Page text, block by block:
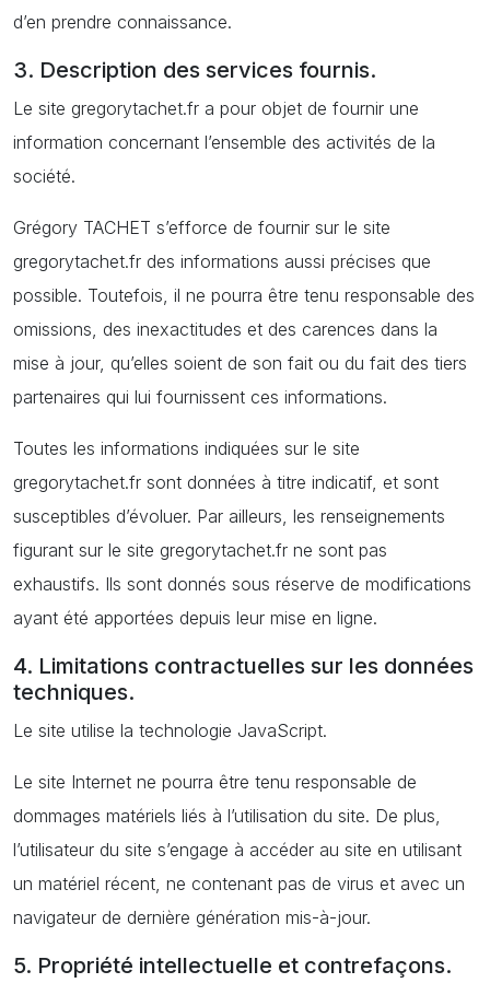
d’en prendre connaissance.
3. Description des services fournis.
Le site gregorytachet.fr a pour objet de fournir une
information concernant l’ensemble des activités de la
société.
Grégory TACHET s’efforce de fournir sur le site
gregorytachet.fr des informations aussi précises que
possible. Toutefois, il ne pourra être tenu responsable des
omissions, des inexactitudes et des carences dans la
mise à jour, qu’elles soient de son fait ou du fait des tiers
partenaires qui lui fournissent ces informations.
Toutes les informations indiquées sur le site
gregorytachet.fr sont données à titre indicatif, et sont
susceptibles d’évoluer. Par ailleurs, les renseignements
figurant sur le site gregorytachet.fr ne sont pas
exhaustifs. Ils sont donnés sous réserve de modifications
ayant été apportées depuis leur mise en ligne.
4. Limitations contractuelles sur les données
techniques.
Le site utilise la technologie JavaScript.
Le site Internet ne pourra être tenu responsable de
dommages matériels liés à l’utilisation du site. De plus,
l’utilisateur du site s’engage à accéder au site en utilisant
un matériel récent, ne contenant pas de virus et avec un
navigateur de dernière génération mis-à-jour.
5. Propriété intellectuelle et contrefaçons.